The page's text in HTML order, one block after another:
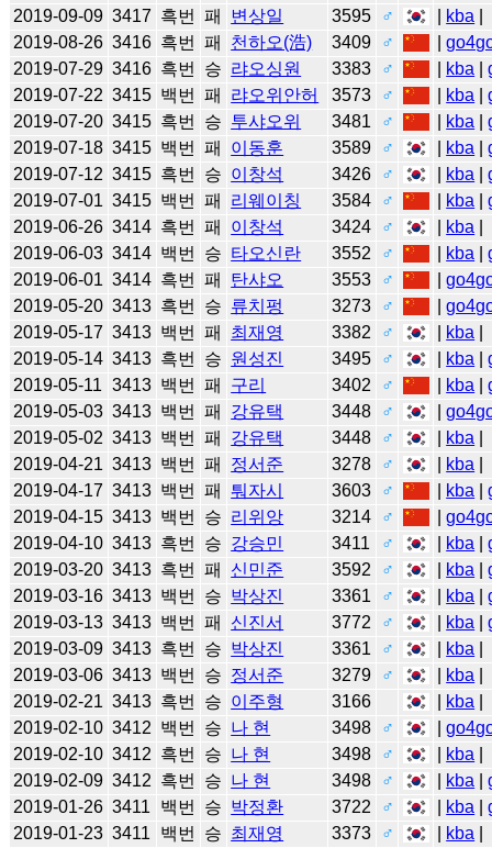
2019-09-09 3417 흑번 패 변상일 3595 ♂ kba
2019-08-26 3416 흑번 패 천하오(浩) 3409 ♂ |
2019-07-29 3416 흑번 승 랴오싱원 3383 ♂ kba |
2019-07-22 3415 백번 패 랴오위안허 3573 ♂ kba |
2019-07-20 3415 흑번 승 투샤오위 3481 ♂ kba |
2019-07-18 3415 백번 패 이동훈 3589 ♂ kba |
2019-07-12 3415 흑번 승 이창석 3426 ♂ kba |
2019-07-01 3415 백번 패 리웨이칭 3584 ♂ kba |
2019-06-26 3414 흑번 패 이창석 3424 ♂ kba
2019-06-03 3414 백번 승 타오신란 3552 ♂ kba |
2019-06-01 3414 흑번 패 탄샤오 3553 ♂ |
2019-05-20 3413 흑번 승 류치펑 3273 ♂ |
2019-05-17 3413 백번 패 최재영 3382 ♂ kba
2019-05-14 3413 흑번 승 원성진 3495 ♂ kba |
2019-05-11 3413 백번 패 구리 3402 ♂ kba |
2019-05-03 3413 백번 패 강유택 3448 ♂ |
2019-05-02 3413 백번 패 강유택 3448 ♂ kba
2019-04-21 3413 백번 패 정서준 3278 ♂ kba
2019-04-17 3413 백번 패 퉈자시 3603 ♂ kba |
2019-04-15 3413 백번 승 리위앙 3214 ♂ |
2019-04-10 3413 흑번 승 강승민 3411 ♂ kba |
2019-03-20 3413 흑번 패 신민준 3592 ♂ kba |
2019-03-16 3413 백번 승 박상진 3361 ♂ kba |
2019-03-13 3413 백번 패 신진서 3772 ♂ kba |
2019-03-09 3413 흑번 승 박상진 3361 ♂ kba
2019-03-06 3413 백번 승 정서준 3279 ♂ kba
2019-02-21 3413 흑번 승 이주형 3166 kba
2019-02-10 3412 백번 승 나 현 3498 ♂ |
2019-02-10 3412 흑번 승 나 현 3498 ♂ kba
2019-02-09 3412 흑번 승 나 현 3498 ♂ kba |
2019-01-26 3411 백번 승 박정환 3722 ♂ kba |
2019-01-23 3411 백번 승 최재영 3373 ♂ kba